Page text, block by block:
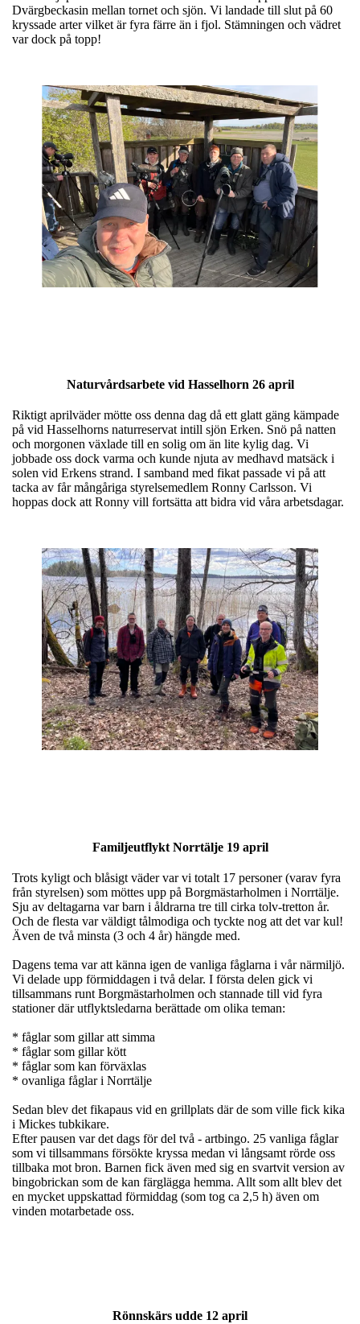
Dvärgbeckasin mellan tornet och sjön. Vi landade till slut på 60
kryssade arter vilket är fyra färre än i fjol. Stämningen och vädret
var dock på topp!
Naturvårdsarbete vid Hasselhorn 26 april
Riktigt aprilväder mötte oss denna dag då ett glatt gäng kämpade
på vid Hasselhorns naturreservat intill sjön Erken. Snö på natten
och morgonen växlade till en solig om än lite kylig dag. Vi
jobbade oss dock varma och kunde njuta av medhavd matsäck i
solen vid Erkens strand. I samband med fikat passade vi på att
tacka av får mångåriga styrelsemedlem Ronny Carlsson. Vi
hoppas dock att Ronny vill fortsätta att bidra vid våra arbetsdagar.
Familjeutflykt Norrtälje 19 april
Trots kyligt och blåsigt väder var vi totalt 17 personer (varav fyra
från styrelsen) som möttes upp på Borgmästarholmen i Norrtälje.
Sju av deltagarna var barn i åldrarna tre till cirka tolv-tretton år.
Och de flesta var väldigt tålmodiga och tyckte nog att det var kul!
Även de två minsta (3 och 4 år) hängde med.
Dagens tema var att känna igen de vanliga fåglarna i vår närmiljö.
Vi delade upp förmiddagen i två delar. I första delen gick vi
tillsammans runt Borgmästarholmen och stannade till vid fyra
stationer där utflyktsledarna berättade om olika teman:
* fåglar som gillar att simma
* fåglar som gillar kött
* fåglar som kan förväxlas
* ovanliga fåglar i Norrtälje
Sedan blev det fikapaus vid en grillplats där de som ville fick kika
i Mickes tubkikare.
Efter pausen var det dags för del två - artbingo. 25 vanliga fåglar
som vi tillsammans försökte kryssa medan vi långsamt rörde oss
tillbaka mot bron. Barnen fick även med sig en svartvit version av
bingobrickan som de kan färglägga hemma. Allt som allt blev det
en mycket uppskattad förmiddag (som tog ca 2,5 h) även om
vinden motarbetade oss.
Rönnskärs udde 12 april